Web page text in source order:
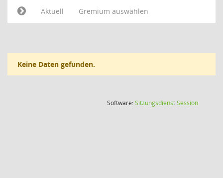
Aktuell
Gremium auswählen
Keine Daten gefunden.
Software:SitzungsdienstSession(Wird in